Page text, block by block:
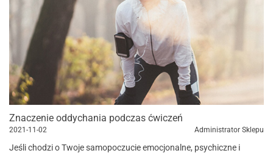
Znaczenie oddychania podczas ćwiczeń
2021-11-02 Administrator Sklepu
Jeśli chodzi o Twoje samopoczucie emocjonalne, psychiczne i